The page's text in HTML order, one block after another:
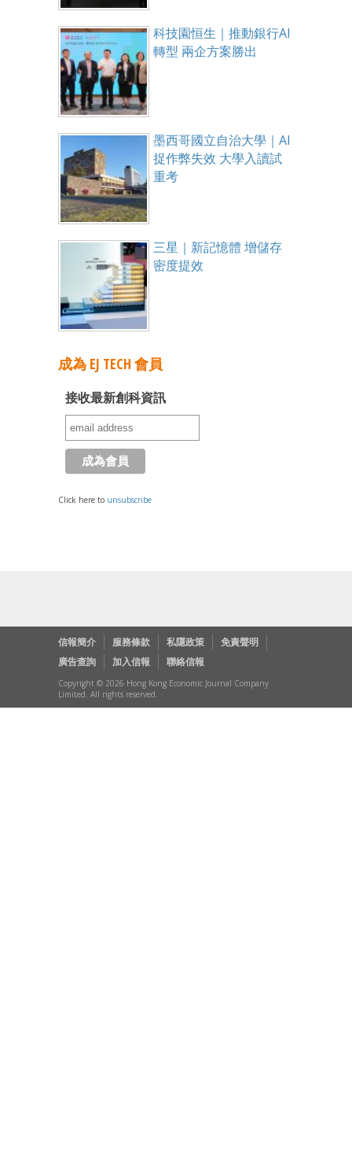
科技園恒生｜推動銀行AI
轉型 兩企方案勝出
墨西哥國立自治大學｜AI
捉作弊失效 大學入讀試
重考
三星｜新記憶體 增儲存
密度提效
成為 EJ TECH 會員
接收最新創科資訊
Click here to unsubscribe
信報簡介 服務條款 私隱政策
免責聲明
廣告查詢
加入信報 聯絡信報
Copyright © 2026 Hong Kong Economic Journal Company
Limited. All rights reserved.